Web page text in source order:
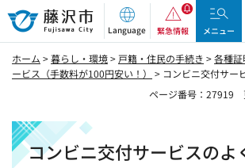
藤沢市
Language 緊急情報 メニュー
ホーム >暮らし・環境> 戸籍・住民の手続き >各種証
ービス（手数料が100円安い！）
> コンビニ交付サー
ページ番号：27919
コンビニ交付サービスのよ